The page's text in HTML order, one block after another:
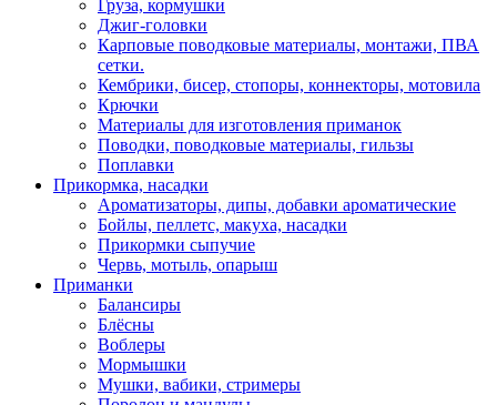
Груза, кормушки
Джиг-головки
Карповые поводковые материалы, монтажи, ПВА
сетки.
Кембрики, бисер, стопоры, коннекторы, мотовила
Крючки
Материалы для изготовления приманок
Поводки, поводковые материалы, гильзы
Поплавки
Прикормка, насадки
Ароматизаторы, дипы, добавки ароматические
Бойлы, пеллетс, макуха, насадки
Прикормки сыпучие
Червь, мотыль, опарыш
Приманки
Балансиры
Блёсны
Воблеры
Мормышки
Мушки, вабики, стримеры